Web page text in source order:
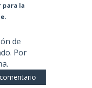
para la
de
Por